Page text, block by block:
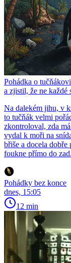
Pohádka o
a zjistil, že ne každé
Na dalekém jihu, v
to tučňák velmi
zkontroloval, zda
vydal k moři na
břiše a docela
foukne přímo do zad.
Pohádky bez konce
dnes, 15:05
12 min